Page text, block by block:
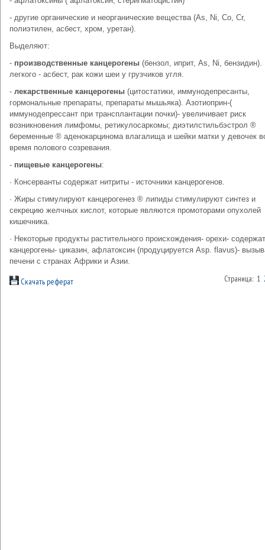
- другие органические и неорганические вещества (As, Ni, Co, Cr,
полиэтилен, асбест, хром, уретан).
Выделяют:
- производственные канцерогены (бензол, иприт, As, Ni, бензидин).
легкого - асбест, рак кожи шеи у грузчиков угля.
- лекарственные канцерогены (цитостатики, иммунодепресанты,
гормональные препараты, препараты мышьяка). Азотиоприн-(
иммунодепрессант при трансплантации почки)- увеличивает риск
возникновения лимфомы, ретикулосаркомы; диэтилстильбэстрол ®
беременные ® аденокарцинома влагалища и шейки матки у девочек
время полового созревания.
- пищевые канцерогены:
· Консерванты содержат нитриты - источники канцерогенов.
· Жиры стимулируют канцерогенез ® липиды стимулируют синтез и
секрецию желчных кислот, которые являются промоторами опухолей
кишечника.
· Некоторые продукты растительного происхождения- орехи- содержат
канцерогены- циказин, афлатоксин (продуцируется Asp. flavus)-
печени с странах Африки и Азии.
Скачать реферат Страница: 1